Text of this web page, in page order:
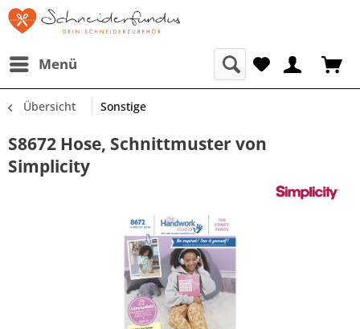
Menü
Übersicht Sonstige
S8672 Hose, Schnittmuster von
Simplicity